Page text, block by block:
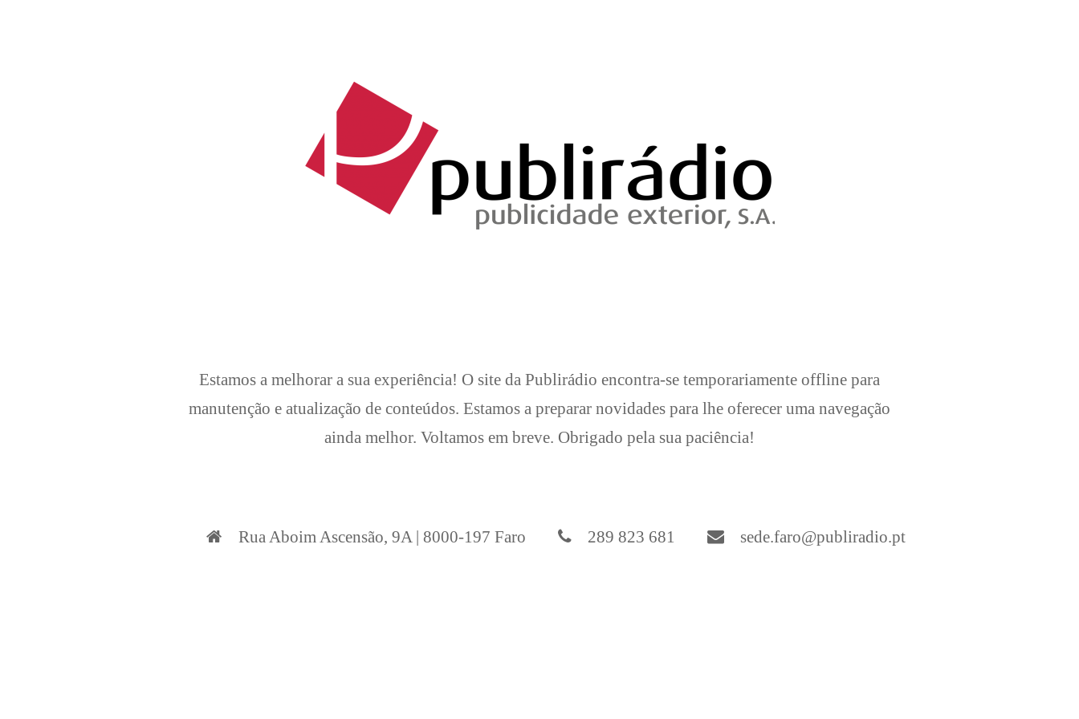
Estamos a melhorar a sua experiência! O site da Publirádio encontra-se temporariamente offline para
manutenção e atualização de conteúdos. Estamos a preparar novidades para lhe oferecer uma navegação
ainda melhor. Voltamos em breve. Obrigado pela sua paciência!
Rua Aboim Ascensão, 9A | 8000-197 Faro 289 823 681 sede.faro@publiradio.pt